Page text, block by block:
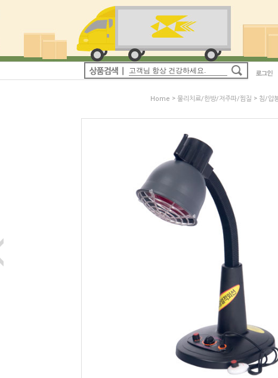
Home > 물리치료/한방/저주파/찜질 > 침/압